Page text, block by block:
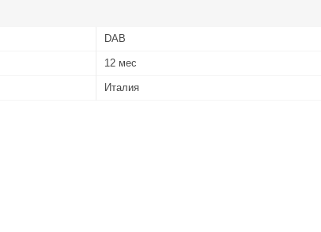
DAB
12 мес
Италия